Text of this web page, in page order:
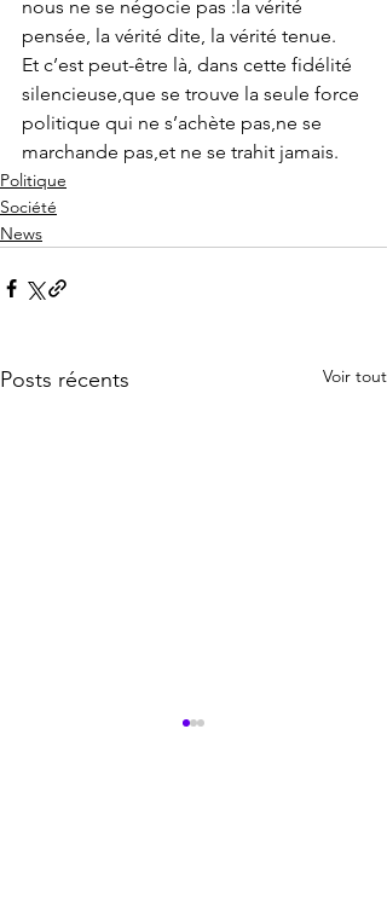
nous ne se négocie pas :la vérité
pensée, la vérité dite, la vérité tenue.
Et c’est peut-être là, dans cette fidélité
silencieuse,que se trouve la seule force
politique qui ne s’achète pas,ne se
marchande pas,et ne se trahit jamais.
Politique
Société
News
Posts récents Voir tout